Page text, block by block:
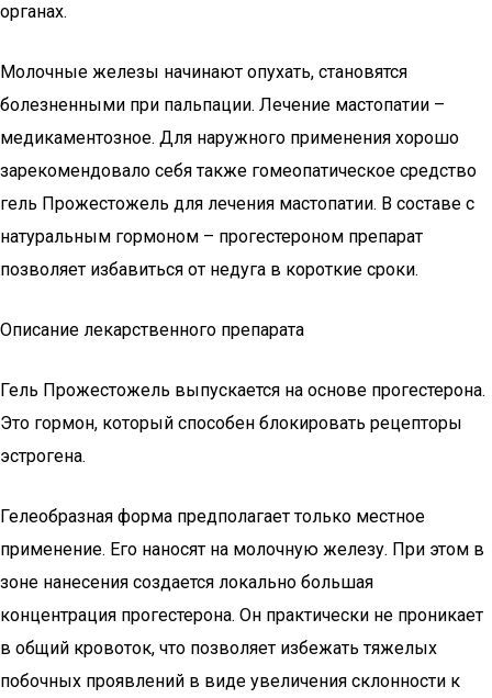
органах.
Молочные железы начинают опухать, становятся
болезненными при пальпации. Лечение мастопатии –
медикаментозное. Для наружного применения хорошо
зарекомендовало себя также гомеопатическое средство
гель Прожестожель для лечения мастопатии. В составе с
натуральным гормоном – прогестероном препарат
позволяет избавиться от недуга в короткие сроки.
Описание лекарственного препарата
Гель Прожестожель выпускается на основе прогестерона.
Это гормон, который способен блокировать рецепторы
эстрогена.
Гелеобразная форма предполагает только местное
применение. Его наносят на молочную железу. При этом в
зоне нанесения создается локально большая
концентрация прогестерона. Он практически не проникает
в общий кровоток, что позволяет избежать тяжелых
побочных проявлений в виде увеличения склонности к